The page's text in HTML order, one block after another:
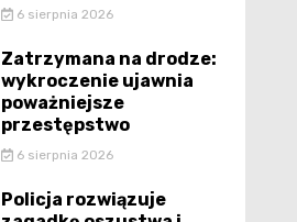
6 sierpnia 2026
Zatrzymana na drodze:
wykroczenie ujawnia
poważniejsze
przestępstwo
6 sierpnia 2026
Policja rozwiązuje